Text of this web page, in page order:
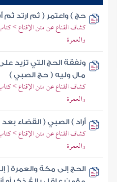
حج ) واعتمر ( ثم ارتد
كشاف القناع عن متن الإقناع >
والعمرة
ونفقة الحج التي تزيد
مال وليه ( حج الصبي )
كشاف القناع عن متن الإقناع >
والعمرة
أراد ) الصبي ( القضاء بعد
كشاف القناع عن متن الإقناع >
والعمرة
الحج إلى مكة والعمرة [